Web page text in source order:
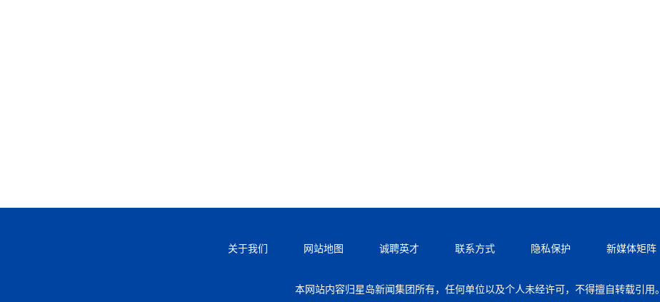
关于我们 网站地图 诚聘英才 联系方式 隐私保护 新媒体矩阵
本网站内容归星岛新闻集团所有，任何单位以及个人未经许可，不得擅自转载引用。